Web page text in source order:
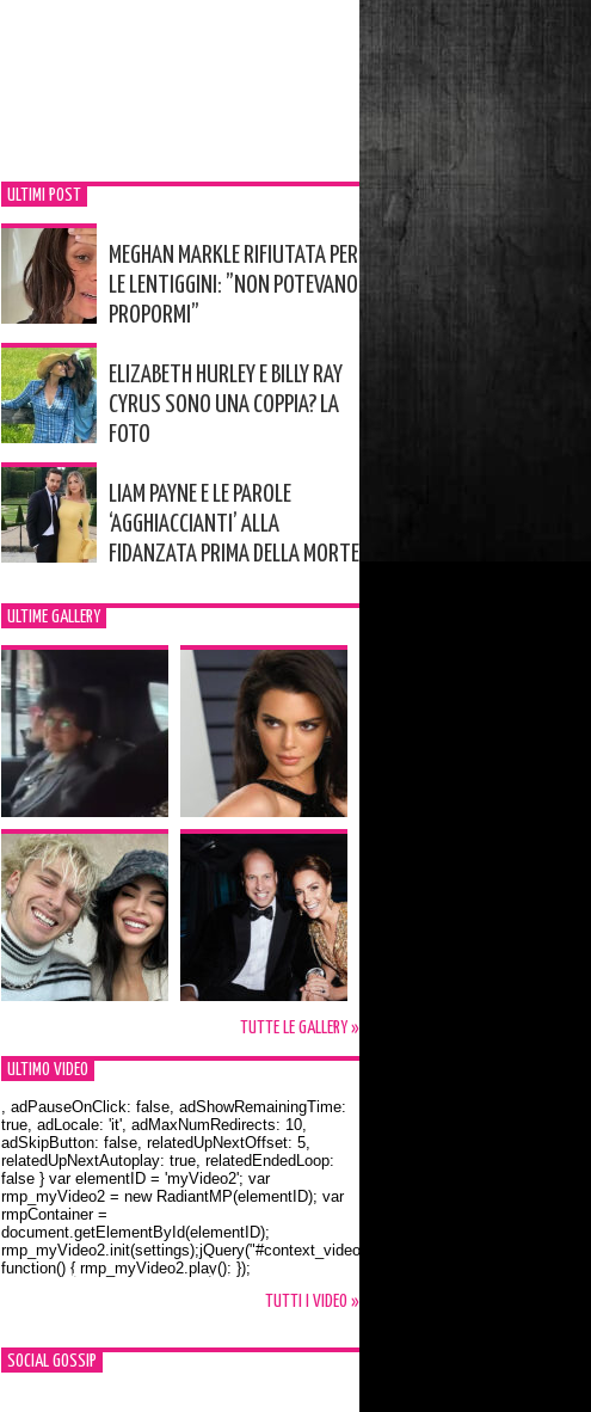
ULTIMI POST
MEGHAN MARKLE RIFIUTATA PER
LE LENTIGGINI: ”NON POTEVANO
PROPORMI”
ELIZABETH HURLEY E BILLY RAY
CYRUS SONO UNA COPPIA? LA
FOTO
LIAM PAYNE E LE PAROLE
‘AGGHIACCIANTI’ ALLA
FIDANZATA PRIMA DELLA MORTE
ULTIME GALLERY
TUTTE LE GALLERY »
ULTIMO VIDEO
Orlando Bloom e la t-shirt dedicata a Flynn
, adPauseOnClick: false, adShowRemainingTime:
true, adLocale: 'it', adMaxNumRedirects: 10,
adSkipButton: false, relatedUpNextOffset: 5,
relatedUpNextAutoplay: true, relatedEndedLoop:
false } var elementID = 'myVideo2'; var
rmp_myVideo2 = new RadiantMP(elementID); var
rmpContainer =
document.getElementById(elementID);
rmp_myVideo2.init(settings);jQuery("#context_video2").one("mouseover",
function() { rmp_myVideo2.play(); });
TUTTI I VIDEO »
SOCIAL GOSSIP